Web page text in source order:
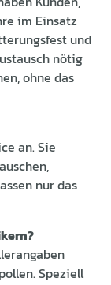
im Einsatz
und
nötig
ohne das
an. Sie
nur das
Speziell